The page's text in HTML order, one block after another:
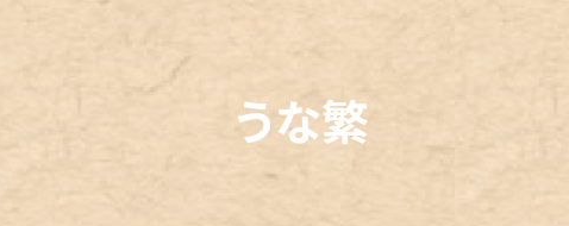
うな繁